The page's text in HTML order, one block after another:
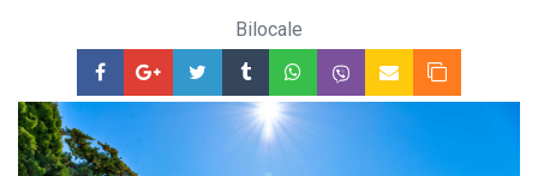
Bilocale